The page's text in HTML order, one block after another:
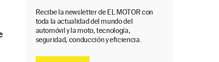
Recibe la newsletter de EL MOTOR con
toda la actualidad del mundo del
automóvil y la moto, tecnología,
seguridad, conducción y eficiencia.